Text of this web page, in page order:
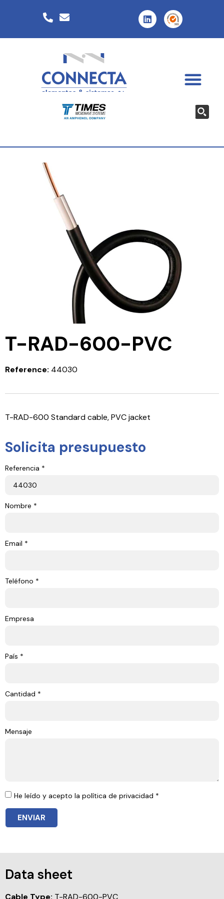
T-RAD-600-PVC
Reference: 44030
T-RAD-600 Standard cable, PVC jacket
Solicita presupuesto
Referencia *
Nombre *
Email *
Teléfono *
Empresa
País *
Cantidad *
Mensaje
He leído y acepto la política de privacidad *
ENVIAR
Data sheet